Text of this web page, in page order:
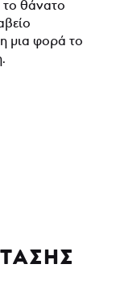
το θάνατο
μια φορά το